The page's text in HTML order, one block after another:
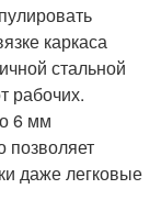
каркаса
стальной
рабочих.
6 мм
позволяет
даже легковые